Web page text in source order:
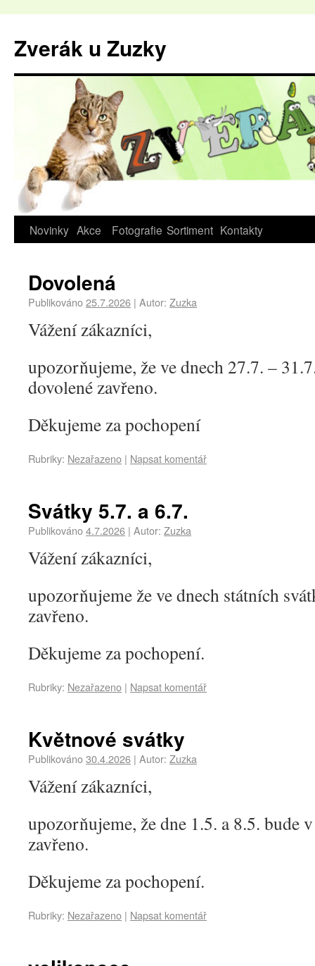
Zverák u Zuzky
Novinky Akce Fotografie Sortiment Kontakty
Dovolená
Publikováno25.7.2026 | Autor: Zuzka
Vážení zákazníci,
upozorňujeme, že ve dnech 27.7. –
dovolené zavřeno.
Děkujeme za pochopení
Rubriky: Nezařazeno | Napsat komentář
Svátky 5.7. a 6.7.
Publikováno4.7.2026 | Autor: Zuzka
Vážení zákazníci,
upozorňujeme že ve dnech státních
zavřeno.
Děkujeme za pochopení.
Rubriky: Nezařazeno | Napsat komentář
Květnové svátky
Publikováno30.4.2026 | Autor: Zuzka
Vážení zákazníci,
upozorňujeme, že dne 1.5. a 8.5. bude
zavřeno.
Děkujeme za pochopení.
Rubriky: Nezařazeno | Napsat komentář